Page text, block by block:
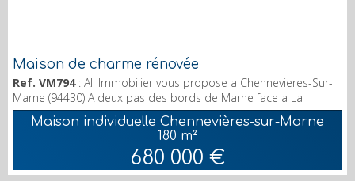
Maison de charme rénovée
Ref. VM794: All Immobilier vous propose a Chennevieres-Sur-
Marne (94430) A deux pas des bords de Marne face a La
Varenne-Saint-Hilaire. Cette maison de charme du 19ème
siècle totalement rénovée de 180 m² | Dans écrin de verdure,
maison édifiée sur un jardin de 650 m², avec vue sur La Varenne
et Paris. orientation Est-Ouest. Celle-ci comprend un séjour
salle à manger de 42 m², un salon télévision-...
Maison individuelle Chennevières-sur-Marne
180 m²
680 000 €